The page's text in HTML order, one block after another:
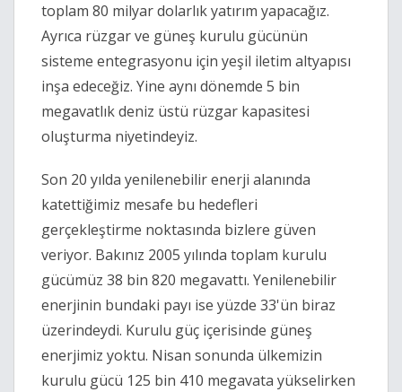
toplam 80 milyar dolarlık yatırım yapacağız.
Ayrıca rüzgar ve güneş kurulu gücünün
sisteme entegrasyonu için yeşil iletim altyapısı
inşa edeceğiz. Yine aynı dönemde 5 bin
megavatlık deniz üstü rüzgar kapasitesi
oluşturma niyetindeyiz.
Son 20 yılda yenilenebilir enerji alanında
katettiğimiz mesafe bu hedefleri
gerçekleştirme noktasında bizlere güven
veriyor. Bakınız 2005 yılında toplam kurulu
gücümüz 38 bin 820 megavattı. Yenilenebilir
enerjinin bundaki payı ise yüzde 33'ün biraz
üzerindeydi. Kurulu güç içerisinde güneş
enerjimiz yoktu. Nisan sonunda ülkemizin
kurulu gücü 125 bin 410 megavata yükselirken